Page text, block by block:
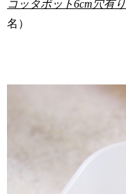
コッタポット6cm穴有り
名）